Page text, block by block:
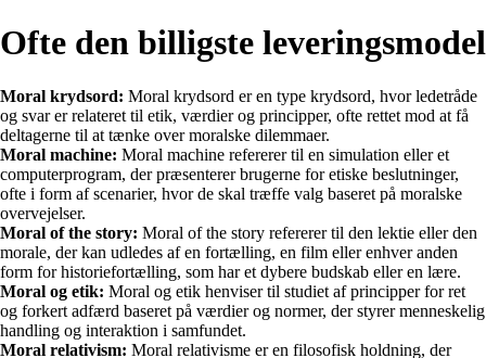
Ofte den billigste leveringsmodel
Moral krydsord: Moral krydsord er en type krydsord, hvor ledetråde
og svar er relateret til etik, værdier og principper, ofte rettet mod at få
deltagerne til at tænke over moralske dilemmaer.
Moral machine: Moral machine refererer til en simulation eller et
computerprogram, der præsenterer brugerne for etiske beslutninger,
ofte i form af scenarier, hvor de skal træffe valg baseret på moralske
overvejelser.
Moral of the story: Moral of the story refererer til den lektie eller den
morale, der kan udledes af en fortælling, en film eller enhver anden
form for historiefortælling, som har et dybere budskab eller en lære.
Moral og etik: Moral og etik henviser til studiet af principper for ret
og forkert adfærd baseret på værdier og normer, der styrer menneskelig
handling og interaktion i samfundet.
Moral relativism: Moral relativisme er en filosofisk holdning, der